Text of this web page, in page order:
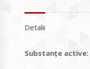
Detalii
Substanţe active: